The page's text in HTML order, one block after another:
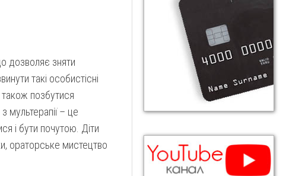
дозволяє зняти
такі особистісні
також позбутися
мультерапії – це
і бути почутою. Діти
ораторське мистецтво